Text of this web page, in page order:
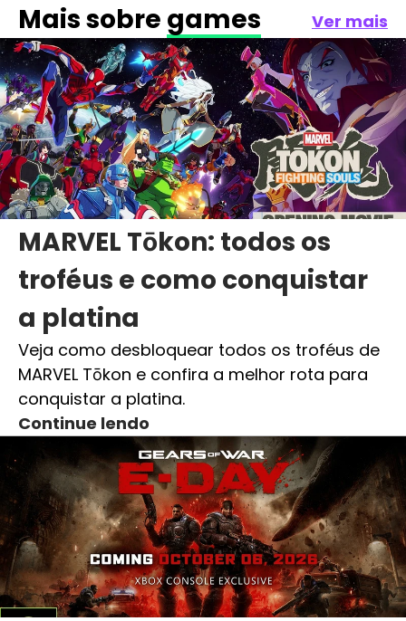
Mais sobre games Ver mais
MARVEL Tōkon: todos os
troféus e como conquistar
a platina
Veja como desbloquear todos os troféus de
MARVEL Tōkon e confira a melhor rota para
conquistar a platina.
Continue lendo